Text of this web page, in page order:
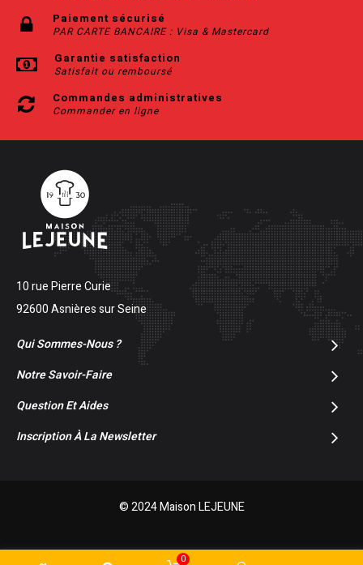
Paiement sécurisé
PAR CARTE BANCAIRE : Visa & Mastercard
Garantie satisfaction
Satisfait ou remboursé
Commandes administratives
Commander en ligne
10 rue Pierre Curie
92600 Asnières sur Seine
Qui Sommes-Nous ?
Notre Savoir-Faire
Question Et Aides
Inscription À La Newsletter
© 2024 Maison LEJEUNE
0